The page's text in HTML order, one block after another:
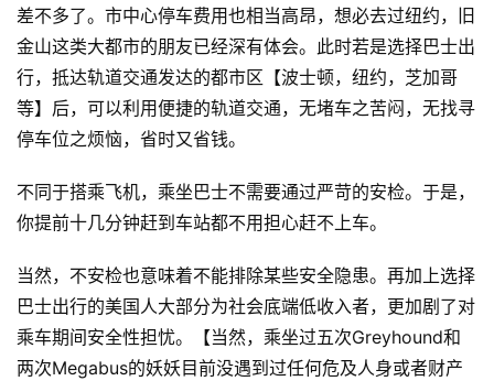
关
于
&
留
言
差不多了。市中心停车费用也相当高昂，想必去过纽约，旧
金山这类大都市的朋友已经深有体会。此时若是选择巴士出
行，抵达轨道交通发达的都市区【波士顿，纽约，芝加哥
等】后，可以利用便捷的轨道交通，无堵车之苦闷，无找寻
停车位之烦恼，省时又省钱。
不同于搭乘飞机，乘坐巴士不需要通过严苛的安检。于是，
你提前十几分钟赶到车站都不用担心赶不上车。
当然，不安检也意味着不能排除某些安全隐患。再加上选择
巴士出行的美国人大部分为社会底端低收入者，更加剧了对
乘车期间安全性担忧。【当然，乘坐过五次Greyhound和
两次Megabus的妖妖目前没遇到过任何危及人身或者财产